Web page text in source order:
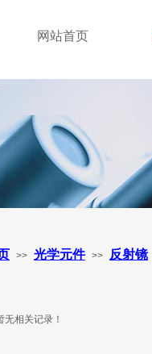
网站首页
无相关记录！
>> 光学元件 >> 反射镜